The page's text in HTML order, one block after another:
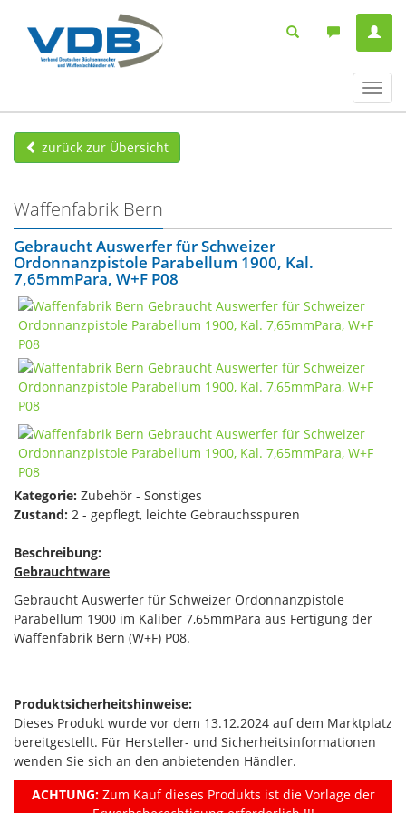
ein-/
zurück zur Übersicht
Waffenfabrik Bern
Gebraucht Auswerfer für Schweizer
Ordonnanzpistole Parabellum 1900, Kal.
7,65mmPara, W+F P08
Kategorie: Zubehör - Sonstiges
Zustand: 2 - gepflegt, leichte Gebrauchsspuren
Beschreibung:
Gebrauchtware
Gebraucht Auswerfer für Schweizer Ordonnanzpistole
Parabellum 1900 im Kaliber 7,65mmPara aus Fertigung der
Waffenfabrik Bern (W+F) P08.
Produktsicherheitshinweise:
Dieses Produkt wurde vor dem 13.12.2024 auf dem Marktplatz
bereitgestellt. Für Hersteller- und Sicherheitsinformationen
wenden Sie sich an den anbietenden Händler.
ACHTUNG:Zum Kauf dieses Produkts ist die Vorlage der